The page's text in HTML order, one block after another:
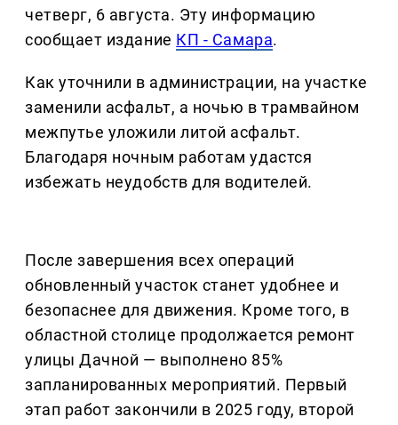
четверг, 6 августа. Эту информацию
сообщает издание КП - Самара.
Как уточнили в администрации, на участке
заменили асфальт, а ночью в трамвайном
межпутье уложили литой асфальт.
Благодаря ночным работам удастся
избежать неудобств для водителей.
После завершения всех операций
обновленный участок станет удобнее и
безопаснее для движения. Кроме того, в
областной столице продолжается ремонт
улицы Дачной — выполнено 85%
запланированных мероприятий. Первый
этап работ закончили в 2025 году, второй